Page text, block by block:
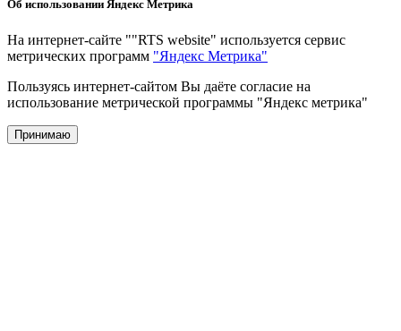
Об использовании Яндекс Метрика
На интернет-сайте ""RTS website" используется сервис
метрических программ "Яндекс Метрика"
Пользуясь интернет-сайтом Вы даёте согласие на
использование метрической программы "Яндекс метрика"
Принимаю